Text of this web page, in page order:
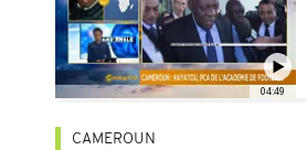
04:49
CAMEROUN